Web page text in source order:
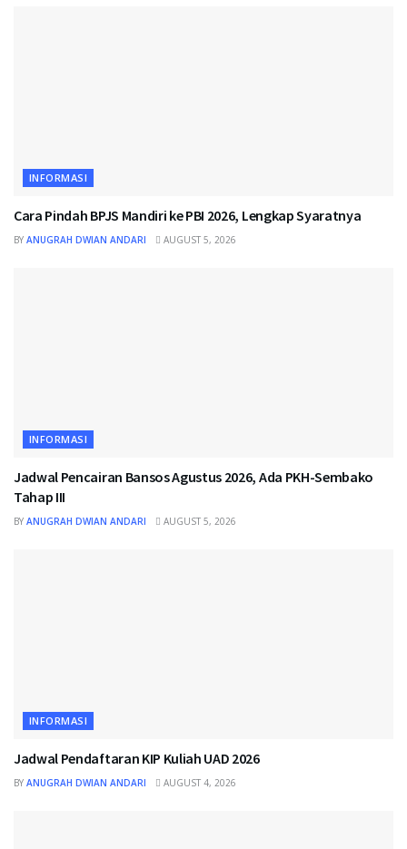
INFORMASI
Cara Pindah BPJS Mandiri ke PBI 2026, Lengkap Syaratnya
BY ANUGRAH DWIAN ANDARI AUGUST 5, 2026
INFORMASI
Jadwal Pencairan Bansos Agustus 2026, Ada PKH-Sembako
Tahap III
BY ANUGRAH DWIAN ANDARI AUGUST 5, 2026
INFORMASI
Jadwal Pendaftaran KIP Kuliah UAD 2026
BY ANUGRAH DWIAN ANDARI AUGUST 4, 2026